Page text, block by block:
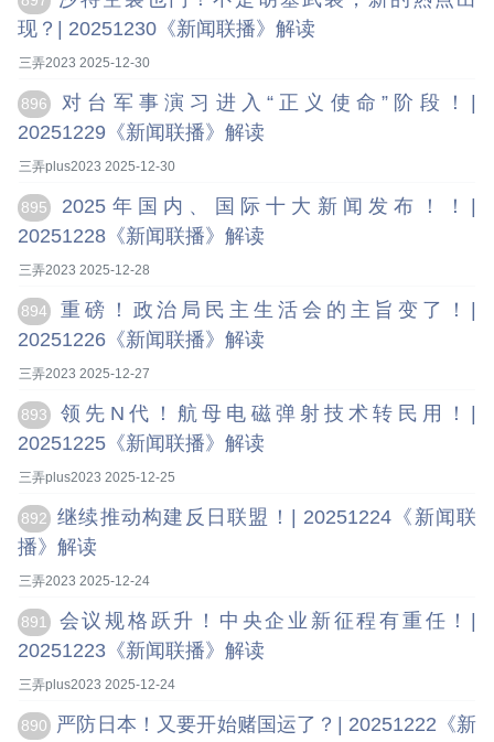
现？| 20251230《新闻联播》解读
三弄2023 2025-12-30
896
对台军事演习进入“正义使命”阶段！|
20251229《新闻联播》解读
三弄plus2023 2025-12-30
895
2025年国内、国际十大新闻发布！！|
20251228《新闻联播》解读
三弄2023 2025-12-28
894
重磅！政治局民主生活会的主旨变了！|
20251226《新闻联播》解读
三弄2023 2025-12-27
893
领先N代！航母电磁弹射技术转民用！|
20251225《新闻联播》解读
三弄plus2023 2025-12-25
892
继续推动构建反日联盟！| 20251224《新闻联
播》解读
三弄2023 2025-12-24
891
会议规格跃升！中央企业新征程有重任！|
20251223《新闻联播》解读
三弄plus2023 2025-12-24
890
严防日本！又要开始赌国运了？| 20251222《新